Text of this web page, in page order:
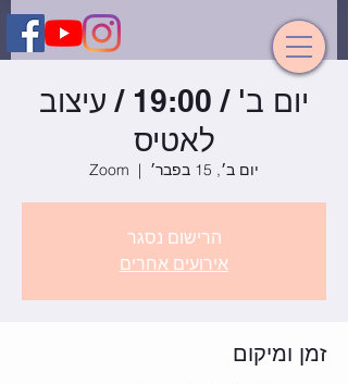
יום ב' / 19:00 / עיצוב
לאטיס
יום ב׳, 15 בפבר׳
  |
Zoom
הרישום נסגר
אירועים אחרים
זמן ומיקום